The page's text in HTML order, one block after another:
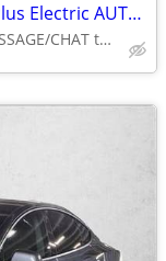
2021 Tesla Model 3 Standard Range Plus Electric AUTONATION
Call (469) 502-5131 or MESSAGE/CHAT to confirm availability